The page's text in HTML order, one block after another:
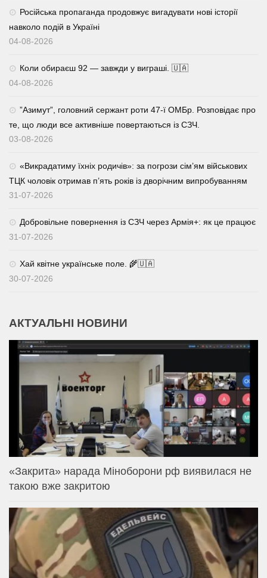
Російська пропаганда продовжує вигадувати нові історії
навколо подій в Україні
04-08-2026
Коли обираєш 92 — завжди у виграші. 🇺🇦
04-08-2026
⁨”Азимут”, головний сержант роти 47-ї ОМБр. Розповідає про
те, що люди все активніше повертаються із СЗЧ.
03-08-2026
«Викрадатиму їхніх родичів»: за погрози сім’ям військових
ТЦК чоловік отримав п’ять років із дворічним випробуванням
31-07-2026
Добровільне повернення із СЗЧ через Армія+: як це працює
31-07-2026
Хай квітне українське поле. 🌾🇺🇦
30-07-2026
АКТУАЛЬНІ НОВИНИ
«Закрита» нарада Міноборони рф виявилася не
такою вже закритою